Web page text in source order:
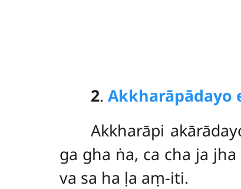
2.Akkharāpādayo
Akkharāpi
ga gha ṅa, ca cha ja
va sa ha ḷa aṃ-iti.